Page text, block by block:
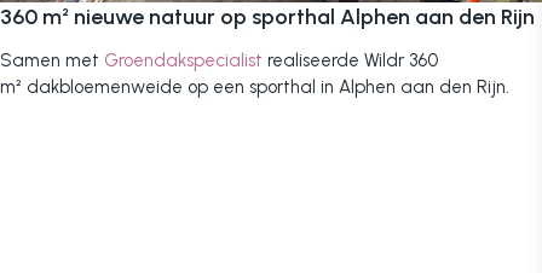
360 m² nieuwe natuur op sporthal Alphen aan den Rijn
Samen met Groendakspecialist realiseerde Wildr 360
m² dakbloemenweide op een sporthal in Alphen aan den Rijn.